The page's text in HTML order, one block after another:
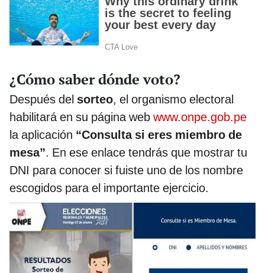
¿Cómo saber dónde voto?
Después del sorteo, el organismo electoral
habilitará en su página web www.onpe.gob.pe
la aplicación “Consulta si eres miembro de
mesa”. En ese enlace tendrás que mostrar tu
DNI para conocer si fuiste uno de los nombre
escogidos para el importante ejercicio.